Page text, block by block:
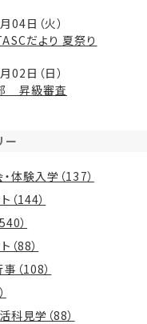
日（火）
だより 夏祭り
日（日）
昇級審査
ー
体験入学（137）
（144）
）
（88）
（108）
科見学（88）